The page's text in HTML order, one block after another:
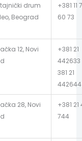
drum
Beograd
+381 11
60 73
12, Novi
+381 21
381 21
442644
28, Novi
+381 21
744